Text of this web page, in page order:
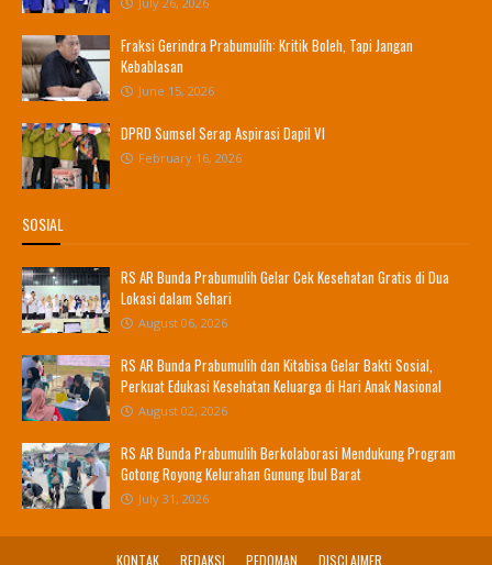
Fraksi Gerindra Prabumulih: Kritik Boleh, Tapi Jangan
Kebablasan
June 15, 2026
DPRD Sumsel Serap Aspirasi Dapil VI
February 16, 2026
SOSIAL
RS AR Bunda Prabumulih Gelar Cek Kesehatan Gratis di Dua
Lokasi dalam Sehari
August 06, 2026
RS AR Bunda Prabumulih dan Kitabisa Gelar Bakti Sosial,
Perkuat Edukasi Kesehatan Keluarga di Hari Anak Nasional
August 02, 2026
RS AR Bunda Prabumulih Berkolaborasi Mendukung Program
Gotong Royong Kelurahan Gunung Ibul Barat
July 31, 2026
KONTAK REDAKSI PEDOMAN DISCLAIMER